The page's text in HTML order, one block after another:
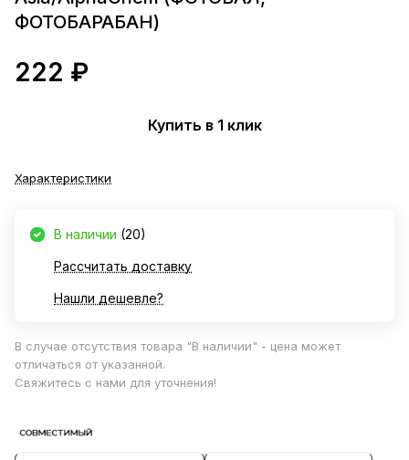
ФОТОБАРАБАН)
222 ₽
Купить в 1 клик
Характеристики
В наличии (20)
Рассчитать доставку
Нашли дешевле?
В случае отсутствия товара "В наличии" - цена может
отличаться от указанной.
Свяжитесь с нами для уточнения!